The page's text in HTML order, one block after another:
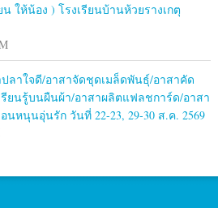
ให้น้อง ) โรงเรียนบ้านห้วยรางเกตุ
ลาใจดี/อาสาจัดชุดเมล็ดพันธุ์/อาสาคัด
รียนรู้บนผืนผ้า/อาสาผลิตแฟลชการ์ด/อาสา
นหนุนอุ่นรัก วันที่ 22-23, 29-30 ส.ค. 2569